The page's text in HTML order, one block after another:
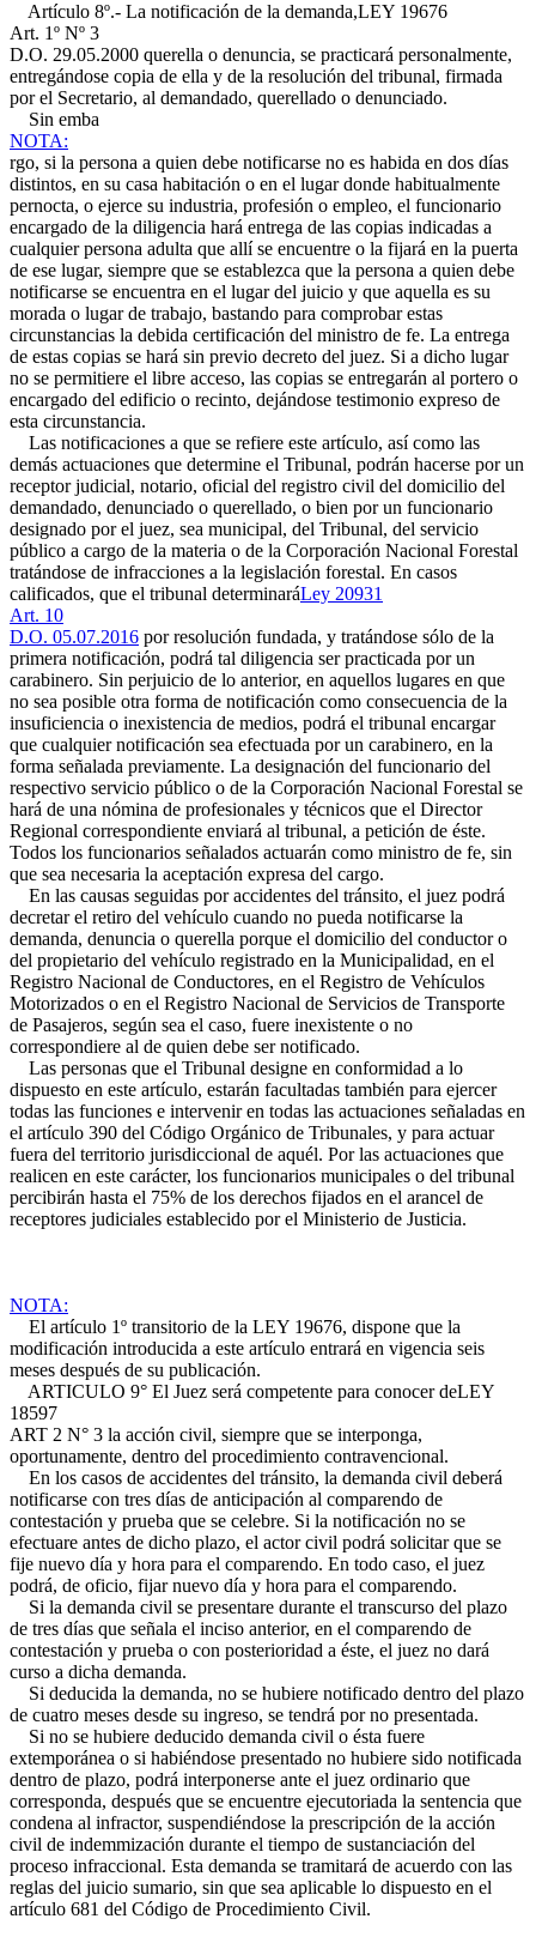
Artículo 8º.- La notificación de la demanda,LEY 19676
Art. 1º Nº 3
D.O. 29.05.2000 querella o denuncia, se practicará personalmente,
entregándose copia de ella y de la resolución del tribunal, firmada
por el Secretario, al demandado, querellado o denunciado.
Sin emba
NOTA:
rgo, si la persona a quien debe notificarse no es habida en dos días
distintos, en su casa habitación o en el lugar donde habitualmente
pernocta, o ejerce su industria, profesión o empleo, el funcionario
encargado de la diligencia hará entrega de las copias indicadas a
cualquier persona adulta que allí se encuentre o la fijará en la puerta
de ese lugar, siempre que se establezca que la persona a quien debe
notificarse se encuentra en el lugar del juicio y que aquella es su
morada o lugar de trabajo, bastando para comprobar estas
circunstancias la debida certificación del ministro de fe. La entrega
de estas copias se hará sin previo decreto del juez. Si a dicho lugar
no se permitiere el libre acceso, las copias se entregarán al portero o
encargado del edificio o recinto, dejándose testimonio expreso de
esta circunstancia.
Las notificaciones a que se refiere este artículo, así como las
demás actuaciones que determine el Tribunal, podrán hacerse por un
receptor judicial, notario, oficial del registro civil del domicilio del
demandado, denunciado o querellado, o bien por un funcionario
designado por el juez, sea municipal, del Tribunal, del servicio
público a cargo de la materia o de la Corporación Nacional Forestal
tratándose de infracciones a la legislación forestal. En casos
calificados, que el tribunal determinaráLey 20931
Art. 10
D.O. 05.07.2016 por resolución fundada, y tratándose sólo de la
primera notificación, podrá tal diligencia ser practicada por un
carabinero. Sin perjuicio de lo anterior, en aquellos lugares en que
no sea posible otra forma de notificación como consecuencia de la
insuficiencia o inexistencia de medios, podrá el tribunal encargar
que cualquier notificación sea efectuada por un carabinero, en la
forma señalada previamente. La designación del funcionario del
respectivo servicio público o de la Corporación Nacional Forestal se
hará de una nómina de profesionales y técnicos que el Director
Regional correspondiente enviará al tribunal, a petición de éste.
Todos los funcionarios señalados actuarán como ministro de fe, sin
que sea necesaria la aceptación expresa del cargo.
En las causas seguidas por accidentes del tránsito, el juez podrá
decretar el retiro del vehículo cuando no pueda notificarse la
demanda, denuncia o querella porque el domicilio del conductor o
del propietario del vehículo registrado en la Municipalidad, en el
Registro Nacional de Conductores, en el Registro de Vehículos
Motorizados o en el Registro Nacional de Servicios de Transporte
de Pasajeros, según sea el caso, fuere inexistente o no
correspondiere al de quien debe ser notificado.
Las personas que el Tribunal designe en conformidad a lo
dispuesto en este artículo, estarán facultadas también para ejercer
todas las funciones e intervenir en todas las actuaciones señaladas en
el artículo 390 del Código Orgánico de Tribunales, y para actuar
fuera del territorio jurisdiccional de aquél. Por las actuaciones que
realicen en este carácter, los funcionarios municipales o del tribunal
percibirán hasta el 75% de los derechos fijados en el arancel de
receptores judiciales establecido por el Ministerio de Justicia.
NOTA:
El artículo 1º transitorio de la LEY 19676, dispone que la
modificación introducida a este artículo entrará en vigencia seis
meses después de su publicación.
ARTICULO 9° El Juez será competente para conocer deLEY
18597
ART 2 N° 3 la acción civil, siempre que se interponga,
oportunamente, dentro del procedimiento contravencional.
En los casos de accidentes del tránsito, la demanda civil deberá
notificarse con tres días de anticipación al comparendo de
contestación y prueba que se celebre. Si la notificación no se
efectuare antes de dicho plazo, el actor civil podrá solicitar que se
fije nuevo día y hora para el comparendo. En todo caso, el juez
podrá, de oficio, fijar nuevo día y hora para el comparendo.
Si la demanda civil se presentare durante el transcurso del plazo
de tres días que señala el inciso anterior, en el comparendo de
contestación y prueba o con posterioridad a éste, el juez no dará
curso a dicha demanda.
Si deducida la demanda, no se hubiere notificado dentro del plazo
de cuatro meses desde su ingreso, se tendrá por no presentada.
Si no se hubiere deducido demanda civil o ésta fuere
extemporánea o si habiéndose presentado no hubiere sido notificada
dentro de plazo, podrá interponerse ante el juez ordinario que
corresponda, después que se encuentre ejecutoriada la sentencia que
condena al infractor, suspendiéndose la prescripción de la acción
civil de indemmización durante el tiempo de sustanciación del
proceso infraccional. Esta demanda se tramitará de acuerdo con las
reglas del juicio sumario, sin que sea aplicable lo dispuesto en el
artículo 681 del Código de Procedimiento Civil.